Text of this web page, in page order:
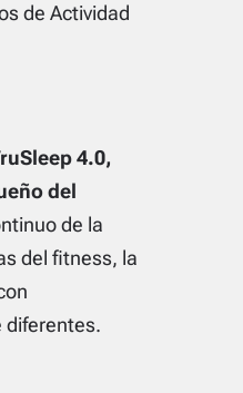
de Actividad
4.0,
del
de la
del fitness, la
diferentes.